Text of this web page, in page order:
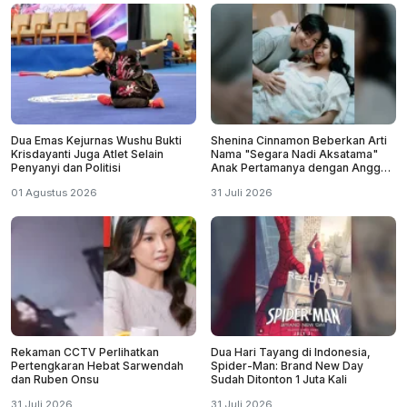
Dua Emas Kejurnas Wushu Bukti
Krisdayanti Juga Atlet Selain
Penyanyi dan Politisi
01 Agustus 2026
Shenina Cinnamon Beberkan Arti
Nama "Segara Nadi Aksatama"
Anak Pertamanya dengan Angga
31 Juli 2026
Rekaman CCTV Perlihatkan
Pertengkaran Hebat Sarwendah
dan Ruben Onsu
Dua Hari Tayang di Indonesia,
Spider-Man: Brand New Day
Sudah Ditonton 1 Juta Kali